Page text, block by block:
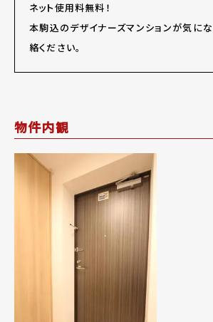
ネット使用料無料！
本駒込のデザイナーズマンションが気に
絡ください。
物件内観